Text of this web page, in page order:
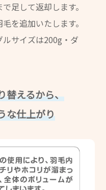
足して返却します。
を追加いたします。
サイズは200g・ダ
替えるから、
な仕上がり